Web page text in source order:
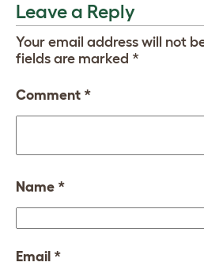
Leave a Reply
Your email address will not
fields are marked *
Comment *
Name *
Email *